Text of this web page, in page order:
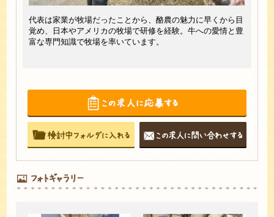
ス
い
代表は家業が牧場だったことから、酪農の魅力に早くから目
覚め、日本やアメリカの牧場で研修を経験。牛への愛情と豊
富な専門知識で牧場を率いています。
自
資
健
し